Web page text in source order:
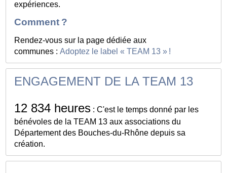
expériences.
Comment ?
Rendez-vous sur la page dédiée aux
communes :Adoptez le label « TEAM 13 » !​
ENGAGEMENT DE LA TEAM 13
12 834 heures : C'est le temps donné par les
bénévoles de la TEAM 13 aux associations du
Département des Bouches-du-Rhône depuis sa
création.